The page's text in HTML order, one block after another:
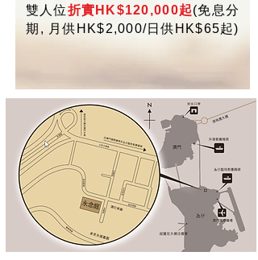
雙人位折實HK$120,000起(免息分
期, 月供HK$2,000/日供HK$65起)